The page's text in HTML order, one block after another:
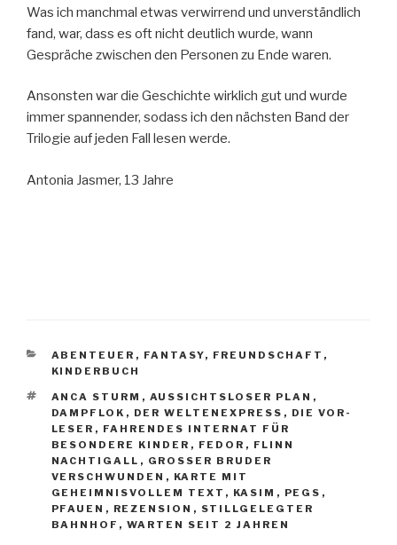
Was ich manchmal etwas verwirrend und unverständlich
fand, war, dass es oft nicht deutlich wurde, wann
Gespräche zwischen den Personen zu Ende waren.
Ansonsten war die Geschichte wirklich gut und wurde
immer spannender, sodass ich den nächsten Band der
Trilogie auf jeden Fall lesen werde.
Antonia Jasmer, 13 Jahre
KATEGORIEN
ABENTEUER , FANTASY, FREUNDSCHAFT ,
KINDERBUCH
SCHLAGWÖRTER
ANCA STURM , AUSSICHTSLOSER PLAN ,
DAMPFLOK , DER WELTENEXPRESS , DIE VOR-
LESER , FAHRENDES INTERNAT FÜR
BESONDERE KINDER , FEDOR , FLINN
NACHTIGALL , GROSSER BRUDER V
ERSCHWUNDEN
, KARTE MIT
GEHEIMNISVOLLEM TEXT , KASIM , PEGS ,
PFAUEN , REZENSION , STILLGELEGTER
BAHNHOF , WARTEN SEIT 2 JAHREN